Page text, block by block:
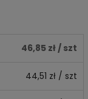
46,85 zł / szt
44,51 zł / szt